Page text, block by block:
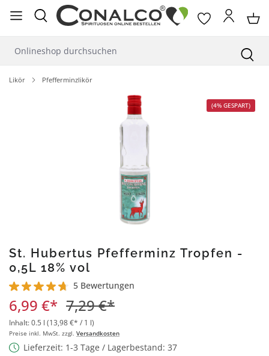
springen
Likör Pfefferminzlikör
(4% GESPART)
St. Hubertus Pfefferminz Tropfen -
0,5L 18% vol
Durchschnittliche Bewertung von 4.8 von 5 Sternen
5 Bewertungen
6,99 €* 7,29 €*
Inhalt:0.5 l (13,98 €* / 1 l)
Preise inkl. MwSt. zzgl. Versandkosten
Lieferzeit: 1-3 Tage / Lagerbestand: 37